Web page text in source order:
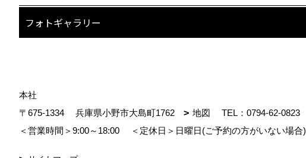
フォトギャラリー
本社
〒675-1334
兵庫県小野市大島町1762 地図 TEL： 0794-62-0823
＜営業時間＞9:00～18:00
＜定休日＞日曜日(ご予約の方がいない場合)